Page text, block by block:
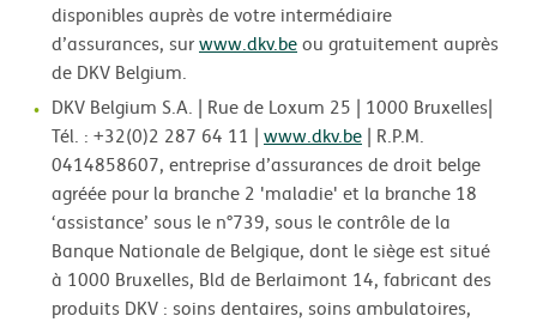
disponibles auprès de votre intermédiaire
d’assurances, surwww.dkv.beou gratuitement auprès
de DKV Belgium.
DKV Belgium S.A. | Rue de Loxum 25 | 1000 Bruxelles|
Tél. : +32(0)2 287 64 11 | www.dkv.be | R.P.M.
0414858607, entreprise d’assurances de droit belge
agréée pour la branche 2 'maladie' et la branche 18
‘assistance’ sous le n°739, sous le contrôle de la
Banque Nationale de Belgique, dont le siège est situé
à 1000 Bruxelles, Bld de Berlaimont 14, fabricant des
produits DKV : soins dentaires, soins ambulatoires,